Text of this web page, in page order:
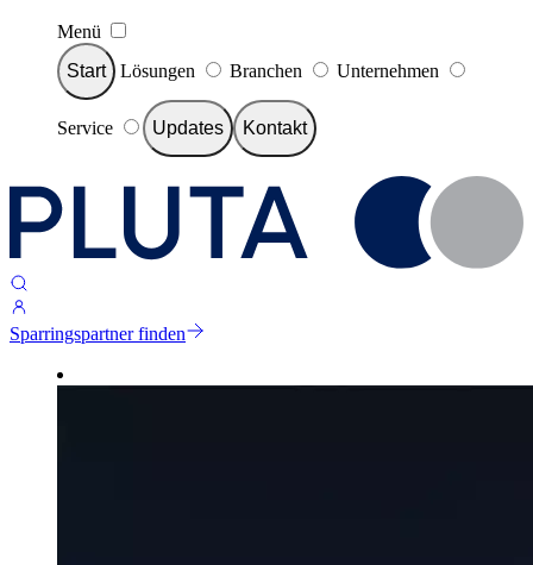
Menü
Start
Lösungen Branchen Unternehmen
Service Updates Kontakt
Sparringspartner finden